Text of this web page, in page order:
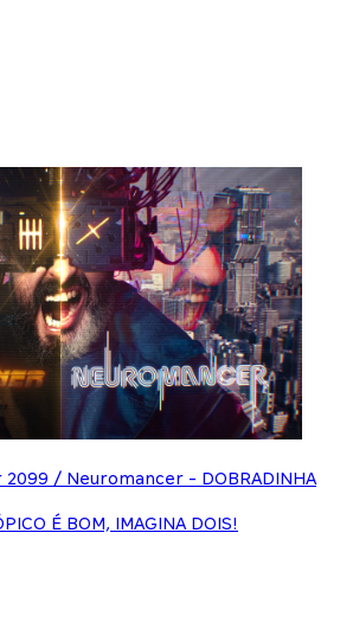
/ Neuromancer - DOBRADINHA
É BOM, IMAGINA DOIS!